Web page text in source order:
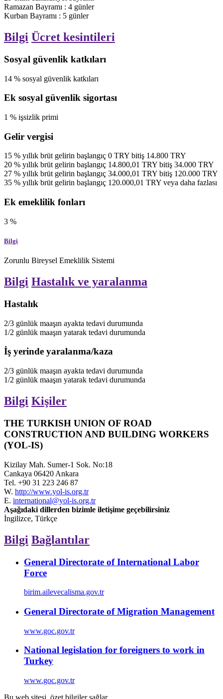
Ramazan Bayramı : 4 günler
Kurban Bayramı : 5 günler
Bilgi Ücret kesintileri
Sosyal güvenlik katkıları
14 % sosyal güvenlik katkıları
Ek sosyal güvenlik sigortası
1 % işsizlik primi
Gelir vergisi
15 % yıllık brüt gelirin başlangıç 0 TRY bitiş 14.800 TRY
20 % yıllık brüt gelirin başlangıç 14.800,01 TRY bitiş 34.000 TRY
27 % yıllık brüt gelirin başlangıç 34.000,01 TRY bitiş 120.000 TRY
35 % yıllık brüt gelirin başlangıç 120.000,01 TRY veya daha fazlası
Ek emeklilik fonları
3 %
Bilgi
Zorunlu Bireysel Emeklilik Sistemi
Bilgi Hastalık ve yaralanma
Hastalık
2/3 günlük maaşın ayakta tedavi durumunda
1/2 günlük maaşın yatarak tedavi durumunda
İş yerinde yaralanma/kaza
2/3 günlük maaşın ayakta tedavi durumunda
1/2 günlük maaşın yatarak tedavi durumunda
Bilgi Kişiler
THE TURKISH UNION OF ROAD
CONSTRUCTION AND BUILDING WORKERS
(YOL-IS)
Kizilay Mah. Sumer-1 Sok. No:18
Cankaya 06420 Ankara
Tel. +90 31 223 246 87
W. http://www.yol-is.org.tr
E. international@yol-is.org.tr
Aşağıdaki dillerden bizimle iletişime geçebilirsiniz
İngilizce, Türkçe
Bilgi Bağlantılar
General Directorate of International Labor
Force
birim.ailevecalisma.gov.tr
General Directorate of Migration Management
www.goc.gov.tr
National legislation for foreigners to work in
Turkey
www.goc.gov.tr